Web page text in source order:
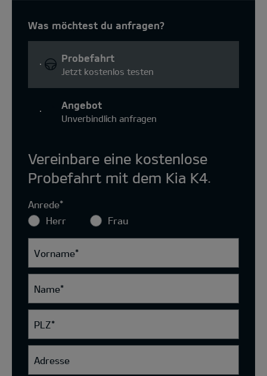
Was möchtest du anfragen?
Probefahrt
Jetzt kostenlos testen
Angebot
Unverbindlich anfragen
Vereinbare eine kostenlose
Probefahrt mit dem Kia K4.
Anrede*
Herr
Frau
Vorname*
Name*
PLZ*
Adresse